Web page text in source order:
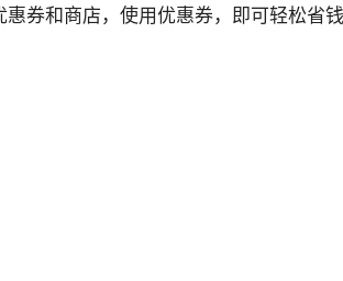
券和商店，使用优惠券，即可轻松省钱